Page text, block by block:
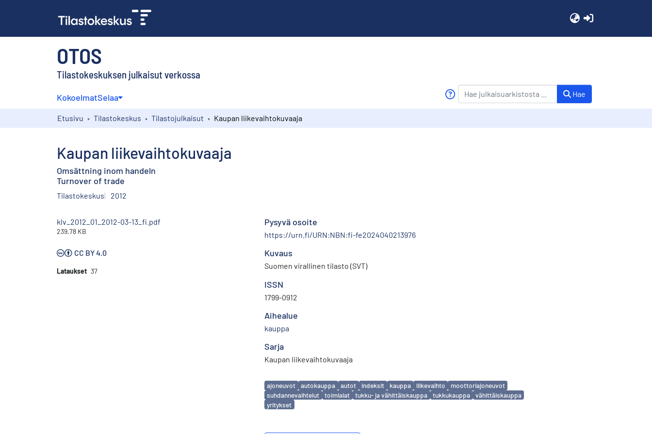
OTOS
Tilastokeskuksen julkaisut verkossa
KokoelmatSelaa Hae
Etusivu Tilastokeskus Tilastojulkaisut Kaupan liikevaihtokuvaaja
Kaupan liikevaihtokuvaaja
Omsättning inom handeln
Turnover of trade
Tilastokeskus 2012
klv_2012_01_2012-03-13_fi.pdf
239.78 KB
CC BY 4.0
Lataukset 37
Pysyvä osoite
https://urn.fi/URN:NBN:fi-fe2024040213976
Kuvaus
Suomen virallinen tilasto (SVT)
ISSN
1799-0912
Aihealue
kauppa
Sarja
Kaupan liikevaihtokuvaaja
Avainsanat
ajoneuvot autokauppa autot indeksit kauppa liikevaihto
moottoriajoneuvot
suhdannevaihtelut
toimialat tukku- ja vähittäiskauppa tukkukauppa
vähittäiskauppa
yritykset